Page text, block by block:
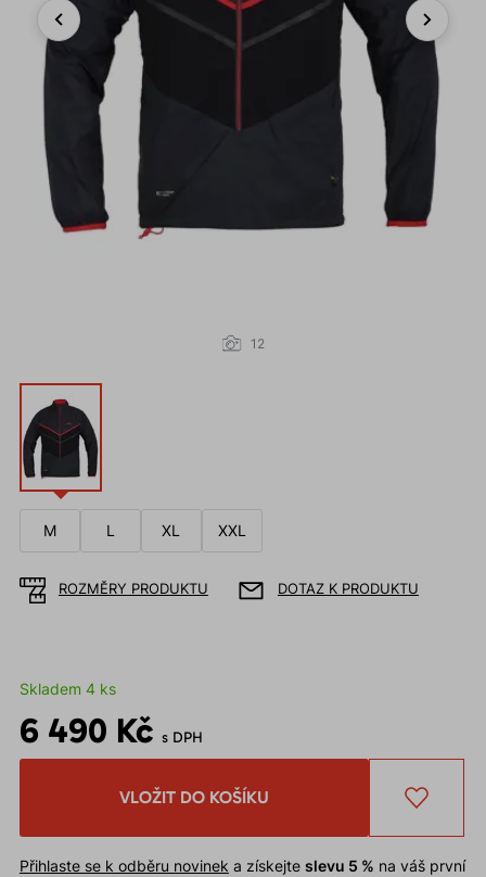
Previous Next
12
M L XL XXL
ROZMĚRY PRODUKTU DOTAZ K PRODUKTU
Skladem 4 ks
6 490 Kč s DPH
VLOŽIT DO KOŠÍKU
Přihlaste se k odběru novinek a získejte slevu 5 % na váš první